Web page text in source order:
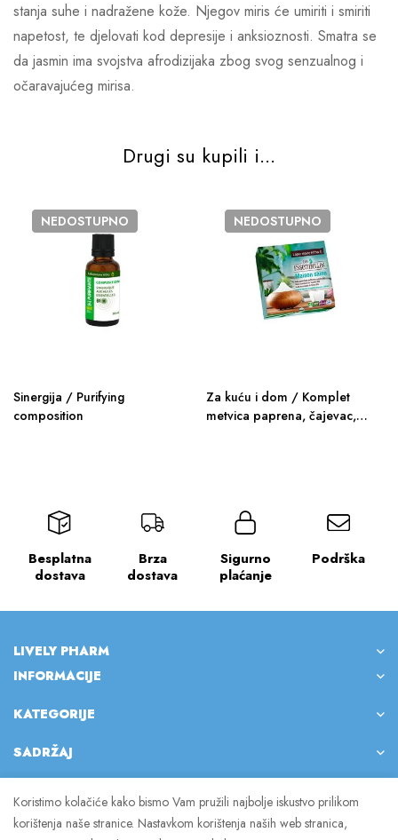
stanja suhe i nadražene kože. Njegov miris će umiriti i smiriti
napetost, te djelovati kod depresije i anksioznosti. Smatra se
da jasmin ima svojstva afrodizijaka zbog svog senzualnog i
očaravajućeg mirisa.
Drugi su kupili i...
NEDOSTUPNO
Sinergija / Purifying
composition
NEDOSTUPNO
Za kuću i dom / Komplet
metvica paprena, čajevac,
Besplatna
dostava
Brza
dostava
Sigurno
plaćanje
Podrška
LIVELY PHARM
INFORMACIJE
KATEGORIJE
SADRŽAJ
© 2023 Lively Pharm. Sva prava pridržana.
Koristimo kolačiće kako bismo Vam pružili najbolje iskustvo prilikom
korištenja naše stranice. Nastavkom korištenja naših web stranica,